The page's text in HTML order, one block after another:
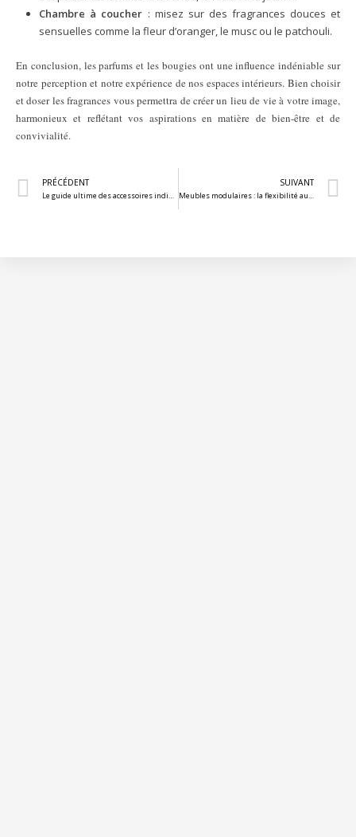
Chambre à coucher : misez sur des fragrances douces et
sensuelles comme la fleur d’oranger, le musc ou le patchouli.
En conclusion, les parfums et les bougies ont une influence indéniable sur
notre perception et notre expérience de nos espaces intérieurs. Bien choisir
et doser les fragrances vous permettra de créer un lieu de vie à votre image,
harmonieux et reflétant vos aspirations en matière de bien-être et de
convivialité.
PRÉCÉDENT
Le guide ultime des accessoires indispensables pour une déco bohème chic
SUIVANT
Meubles modulaires : la flexibilité au service de votre aménagement intérieur